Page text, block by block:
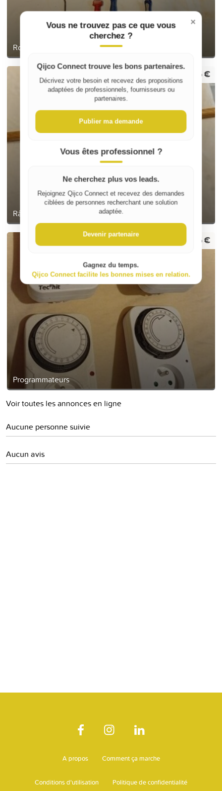
Rouleaux de Peinture
Râteau
6 €
Programmateurs
6 €
Voir toutes les annonces en ligne
Aucune personne suivie
Aucun avis
A propos Comment ça marche
Conditions d'utilisation Politique de confidentialité
×
Vous ne trouvez pas ce que vous
cherchez ?
Qijco Connect trouve les bons partenaires.
Décrivez votre besoin et recevez des propositions
adaptées de professionnels, fournisseurs ou
partenaires.
Publier ma demande
Vous êtes professionnel ?
Ne cherchez plus vos leads.
Rejoignez Qijco Connect et recevez des demandes
ciblées de personnes recherchant une solution
adaptée.
Devenir partenaire
Gagnez du temps.
Qijco Connect facilite les bonnes mises en relation.